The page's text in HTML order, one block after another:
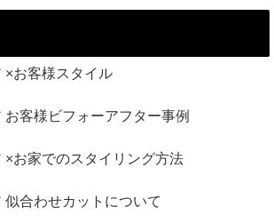
×お客様スタイル
お客様ビフォーアフター事例
×お家でのスタイリング方法
似合わせカットについて